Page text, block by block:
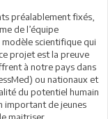
préalablement fixés,
de l’équipe
modèle scientifique qui
projet est la preuve
à notre pays dans
ou nationaux et
du potentiel humain
important de jeunes
maitriser